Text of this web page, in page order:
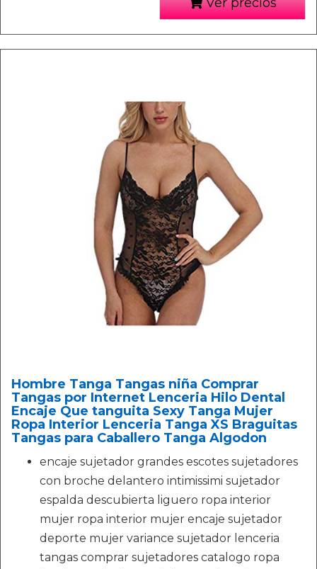
Hombre Tanga Tangas niña Comprar
Tangas por Internet Lenceria Hilo Dental
Encaje Que tanguita Sexy Tanga Mujer
Ropa Interior Lenceria Tanga XS Braguitas
Tangas para Caballero Tanga Algodon
encaje sujetador grandes escotes sujetadores
con broche delantero intimissimi sujetador
espalda descubierta liguero ropa interior
mujer ropa interior mujer encaje sujetador
deporte mujer variance sujetador lenceria
tangas comprar sujetadores catalogo ropa